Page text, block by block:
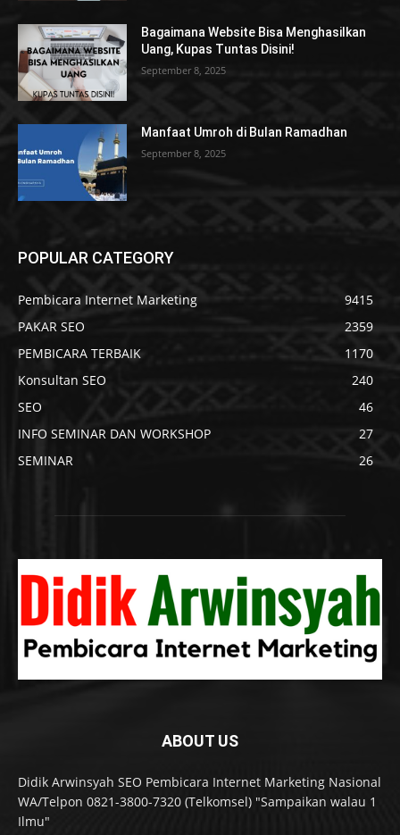
Bagaimana Website Bisa Menghasilkan
Uang, Kupas Tuntas Disini!
September 8, 2025
Manfaat Umroh di Bulan Ramadhan
September 8, 2025
POPULAR CATEGORY
Pembicara Internet Marketing
9415
PAKAR SEO
2359
PEMBICARA TERBAIK
1170
Konsultan SEO
240
SEO
46
INFO SEMINAR DAN WORKSHOP
27
SEMINAR
26
ABOUT US
Didik Arwinsyah SEO Pembicara Internet Marketing Nasional
WA/Telpon 0821-3800-7320 (Telkomsel) "Sampaikan walau 1
Ilmu"